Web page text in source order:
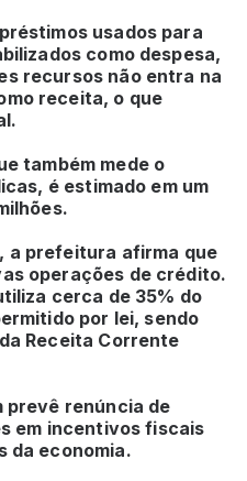
usados para
como despesa,
recursos não entra na
receita, o que
também mede o
é estimado em um
a prefeitura afirma que
operações de crédito.
cerca de 35% do
por lei, sendo
Receita Corrente
prevê renúncia de
em incentivos fiscais
da economia.